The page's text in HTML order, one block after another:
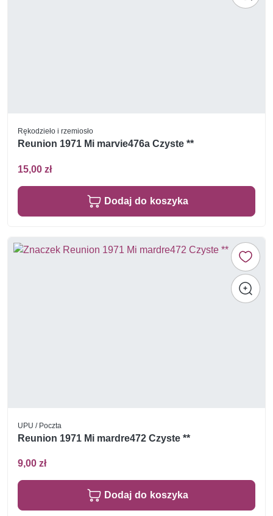
Rękodzieło i rzemiosło
Reunion 1971 Mi marvie476a Czyste **
15,00 zł
Dodaj do koszyka
UPU / Poczta
Reunion 1971 Mi mardre472 Czyste **
9,00 zł
Dodaj do koszyka